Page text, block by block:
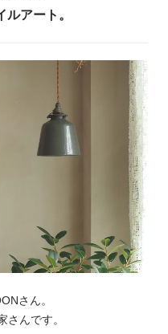
ルアート。
さん。
さんです。